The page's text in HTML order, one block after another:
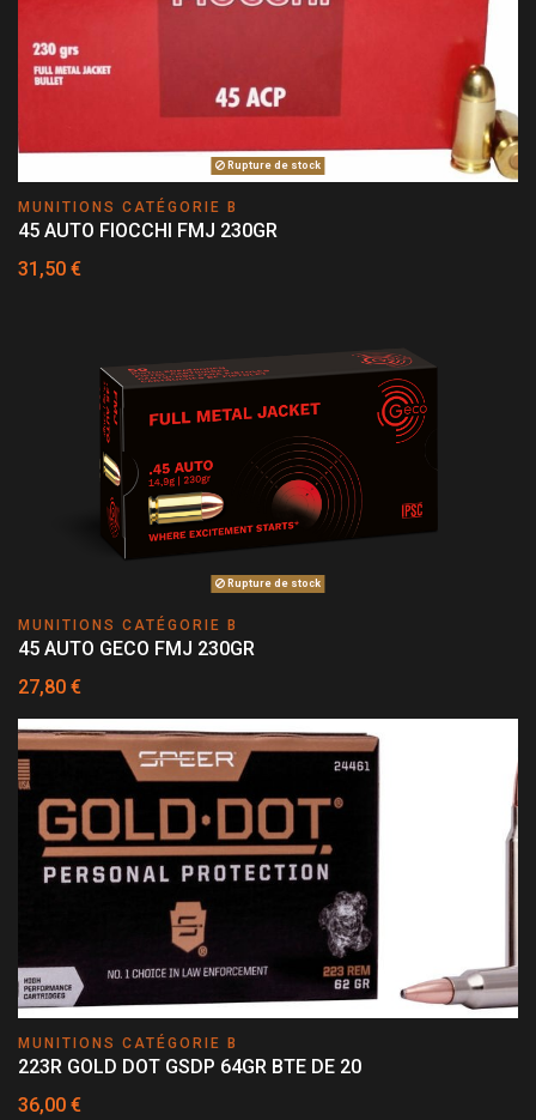
Rupture de stock
MUNITIONS CATÉGORIE B
45 AUTO FIOCCHI FMJ 230GR
31,50 €
Rupture de stock
MUNITIONS CATÉGORIE B
45 AUTO GECO FMJ 230GR
27,80 €
MUNITIONS CATÉGORIE B
223R GOLD DOT GSDP 64GR BTE DE 20
36,00 €